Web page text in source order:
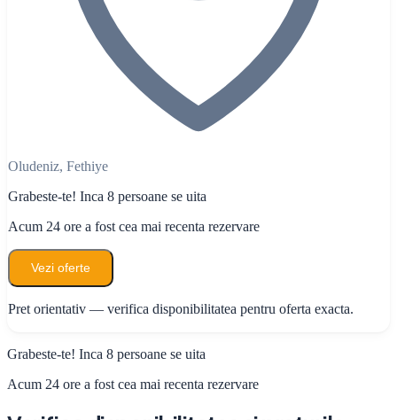
Oludeniz, Fethiye
Grabeste-te! Inca 8 persoane se uita
Acum 24 ore a fost cea mai recenta rezervare
Vezi oferte
Pret orientativ — verifica disponibilitatea pentru oferta exacta.
Grabeste-te! Inca 8 persoane se uita
Acum 24 ore a fost cea mai recenta rezervare